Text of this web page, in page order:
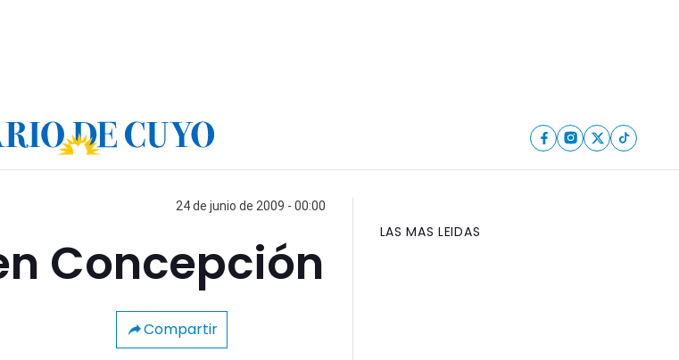
24 de junio de 2009 - 00:00
Concepción
Compartir
LAS MAS LEIDAS